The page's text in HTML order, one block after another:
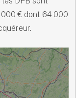
000 € dont 64 000